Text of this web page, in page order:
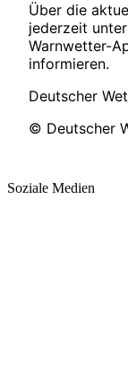
Über die
jederzeit
Warnwetter-
informieren.
Deutscher
© Deutscher
Soziale Medien